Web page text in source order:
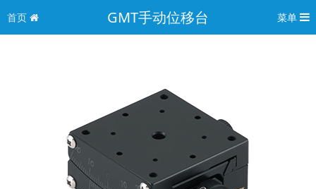
首页 GMT手动位移台 菜单